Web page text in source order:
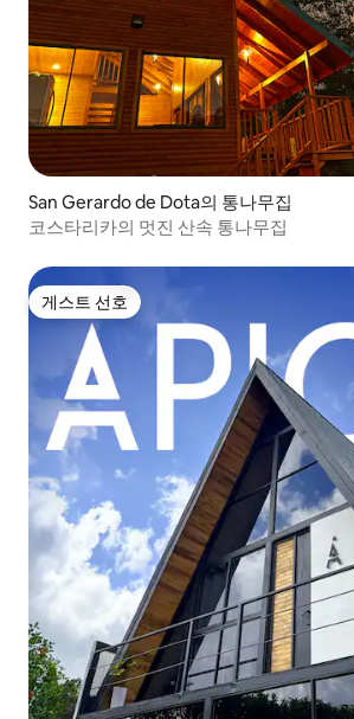
San Gerardo de Dota의 통나무집
코스타리카의 멋진 산속 통나무집
게스트 선호
게스트 선호